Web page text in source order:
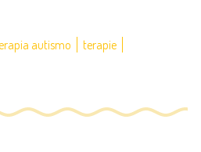
autismo
terapie